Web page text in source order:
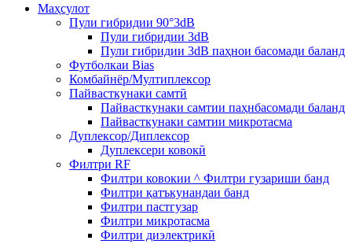
Маҳсулот
Пули гибридии 90°3dB
Пули гибридии 3dB
Пули гибридии 3dB паҳнои басомади баланд
Футболкаи Bias
Комбайнёр/Мултиплексор
Пайвасткунаки самтӣ
Пайвасткунаки самтии паҳнбасомади баланд
Пайвасткунаки самтии микротасма
Дуплексор/Диплексор
Дуплексери ковокӣ
Филтри RF
Филтри ковокии ^ Филтри гузариши банд
Филтри қатъкунандаи банд
Филтри пастгузар
Филтри микротасма
Филтри диэлектрикӣ